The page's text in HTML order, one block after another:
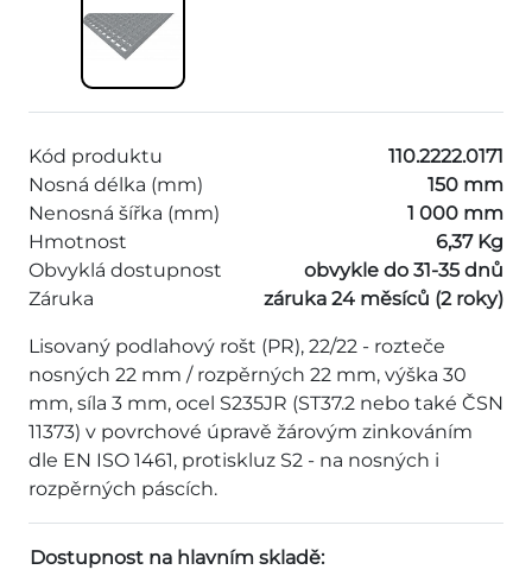
Kód produktu
110.2222.0171
Nosná délka (mm)
150 mm
Nenosná šířka (mm)
1 000 mm
Hmotnost
6,37 Kg
Obvyklá dostupnost
obvykle do 31-35 dnů
Záruka
záruka 24 měsíců (2 roky)
Lisovaný podlahový rošt (PR), 22/22 - rozteče
nosných 22 mm / rozpěrných 22 mm, výška 30
mm, síla 3 mm, ocel S235JR (ST37.2 nebo také ČSN
11373) v povrchové úpravě žárovým zinkováním
dle EN ISO 1461, protiskluz S2 - na nosných i
rozpěrných páscích.
Dostupnost na hlavním skladě: